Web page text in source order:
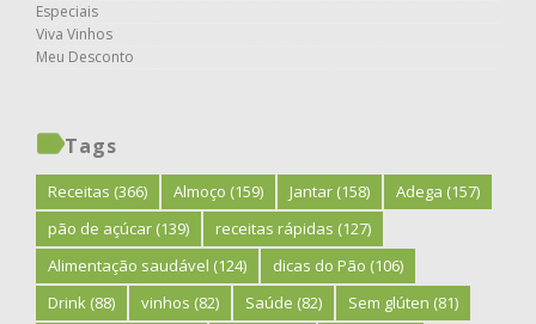
Especiais
Viva Vinhos
Meu Desconto
Tags
Receitas (366) Almoço (159) Jantar (158) Adega (157)
pão de açúcar (139) receitas rápidas (127)
Alimentação saudável (124) dicas do Pão (106)
Drink (88) vinhos (82) Saúde (82) Sem glúten (81)